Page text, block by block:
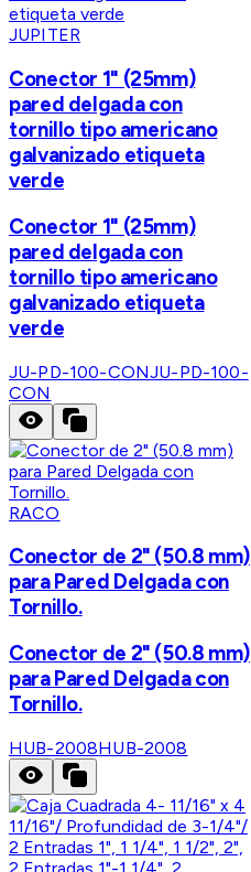
JUPITER
Conector 1" (25mm)
pared delgada con
tornillo tipo americano
galvanizado etiqueta
verde
Conector 1" (25mm)
pared delgada con
tornillo tipo americano
galvanizado etiqueta
verde
JU-PD-100-CONJU-PD-100-
CON
RACO
Conector de 2" (50.8 mm)
para Pared Delgada con
Tornillo.
Conector de 2" (50.8 mm)
para Pared Delgada con
Tornillo.
HUB-2008HUB-2008